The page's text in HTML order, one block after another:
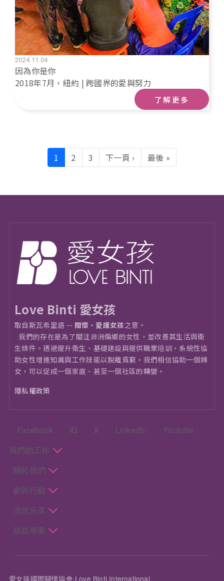
2024.11.04
因為你是你
2018年7月，紐約 | 跨國界的愛與努力
了解更多
Pagination
1 2 3 下一頁 › 下一頁
最後 »Last page
Love Binti 愛女孩
取自斯瓦希里語 -- 關懷、愛護女孩之意。
我們的存在是為了關注非洲偏鄉的女性，並改善其生活與衛
⽣條件。透過提升衛生、基礎建設與提供職業培訓，系統性協
助女性增進知識與工作技能以脫離貧窮。我們相信協助一個婦
女，可以促成一個家庭、甚至一個社區的轉變。
隱私權政策
頁尾：社群選單
Facebook IG X LinkedIn Youtube
頁尾：主選單
我們的工作
關於我們
參與行動
消息分享
捐款專案
愛女孩國際關懷協會·Love Binti International